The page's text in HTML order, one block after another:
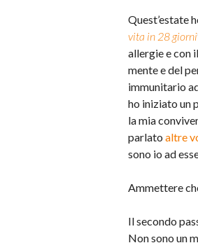
Quest’estate
vita in 28 giorni
allergie e con
mente e del
immunitario
ho iniziato un
la mia
parlato altre
sono io ad
Ammettere
Il secondo
Non sono un